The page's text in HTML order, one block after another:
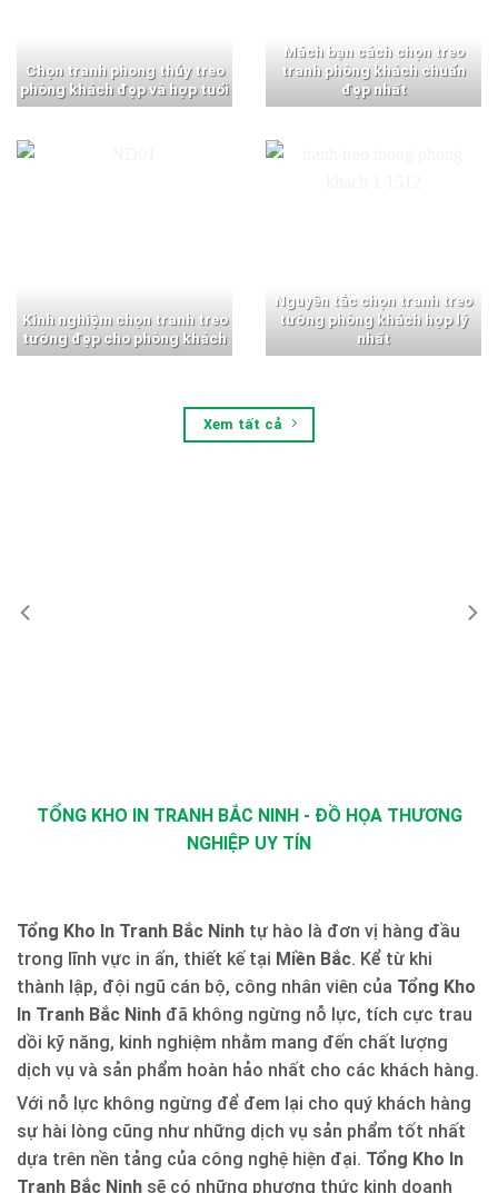
Chọn tranh phong thủy treo
phòng khách đẹp và hợp tuổi
Mách bạn cách chọn treo
tranh phòng khách chuẩn
đẹp nhất
Kinh nghiệm chọn tranh treo
tường đẹp cho phòng khách
Nguyên tắc chọn tranh treo
tường phòng khách hợp lý
nhất
Xem tất cả
TỔNG KHO IN TRANH BẮC NINH - ĐỒ HỌA THƯƠNG
NGHIỆP UY TÍN
Tổng Kho In Tranh Bắc Ninh tự hào là đơn vị hàng đầu
trong lĩnh vực in ấn, thiết kế tại Miền Bắc. Kể từ khi
thành lập, đội ngũ cán bộ, công nhân viên của Tổng Kho
In Tranh Bắc Ninh đã không ngừng nỗ lực, tích cực trau
dồi kỹ năng, kinh nghiệm nhằm mang đến chất lượng
dịch vụ và sản phẩm hoàn hảo nhất cho các khách hàng.
Với nỗ lực không ngừng để đem lại cho quý khách hàng
sự hài lòng cũng như những dịch vụ sản phẩm tốt nhất
dựa trên nền tảng của công nghệ hiện đại. Tổng Kho In
Tranh Bắc Ninh sẽ có những phương thức kinh doanh